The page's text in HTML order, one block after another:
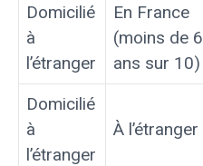
Domicilié
à
l’étranger
En France
(moins de 6
ans sur 10)
Domicilié
à
l’étranger
À l’étranger